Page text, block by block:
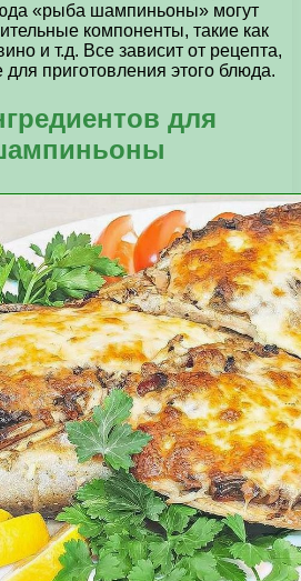
«рыба шампиньоны» могут
компоненты, такие как
и т.д. Все зависит от рецепта,
приготовления этого блюда.
для